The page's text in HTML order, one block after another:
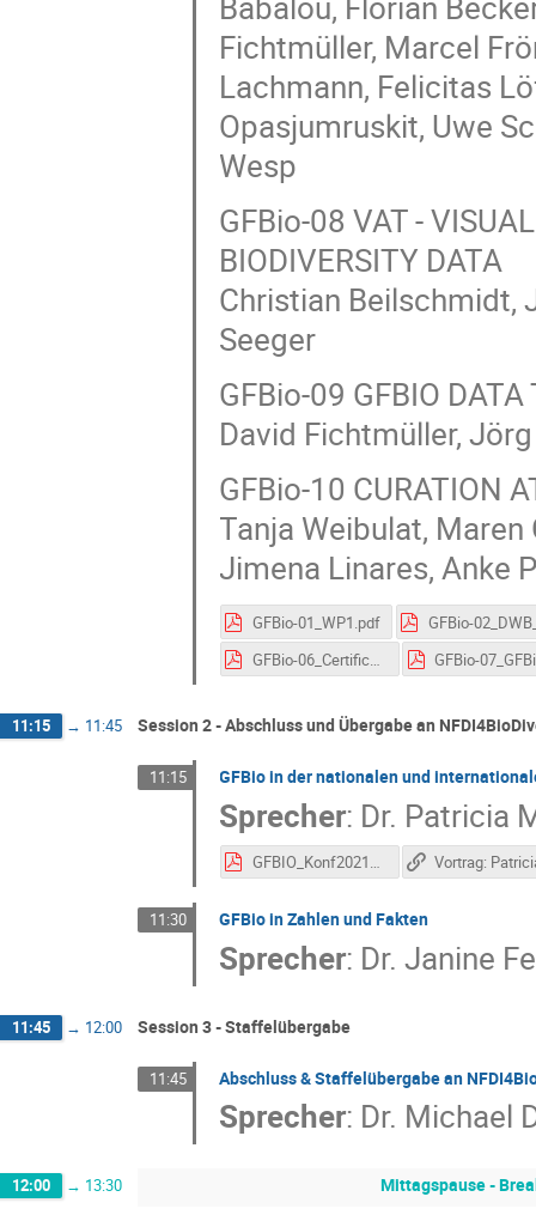
Fichtmüller, Marcel
Lachmann, Felicitas
Opasjumruskit, Uwe
Wesp
GFBio-08 VAT -
BIODIVERSITY DATA
Christian Beilschmidt,
Seeger
GFBio-09 GFBIO
David Fichtmüller,
GFBio-10 CURATION
Tanja Weibulat,
Jimena Linares, Anke
GFBio-01_WP1.pdf
GFBio-06_Certification.pdf
11:15 → 11:45 Session 2 - Abschluss und Übergabe an
11:15 GFBio in der nationalen und
Sprecher: Dr. Patricia
GFBIO_Konf2021_PatriciaMergen.pdf
11:30 GFBio in Zahlen und Fakten
Sprecher: Dr. Janine
11:45 → 12:00 Session 3 - Staffelübergabe
11:45 Abschluss & Staffelübergabe an
Sprecher: Dr. Michael
12:00 → 13:30 Mittagspause -